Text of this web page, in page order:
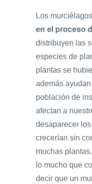
Los murciélagos
en el proceso
distribuyen las
especies de
plantas se
además
población de
afectan a
desaparecer
crecerían sin
muchas
lo mucho que
decir que un